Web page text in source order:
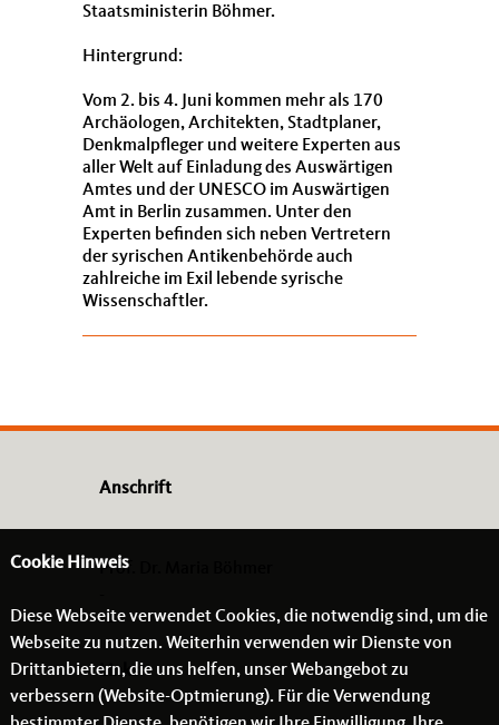
Staatsministerin Böhmer.
Hintergrund:
Vom 2. bis 4. Juni kommen mehr als 170
Archäologen, Architekten, Stadtplaner,
Denkmalpfleger und weitere Experten aus
aller Welt auf Einladung des Auswärtigen
Amtes und der UNESCO im Auswärtigen
Amt in Berlin zusammen. Unter den
Experten befinden sich neben Vertretern
der syrischen Antikenbehörde auch
zahlreiche im Exil lebende syrische
Wissenschaftler.
Anschrift
Prof. Dr. Maria Böhmer
- -
Links
Cookie Hinweis
Diese Webseite verwendet Cookies, die notwendig sind, um die
Webseite zu nutzen. Weiterhin verwenden wir Dienste von
Drittanbietern, die uns helfen, unser Webangebot zu
verbessern (Website-Optmierung). Für die Verwendung